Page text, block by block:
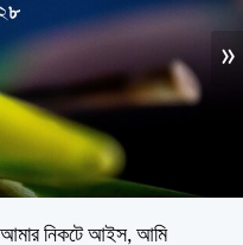
»
আমার নিকটে আইস, আমি